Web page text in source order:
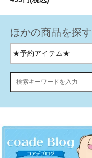
ほかの商品を探す